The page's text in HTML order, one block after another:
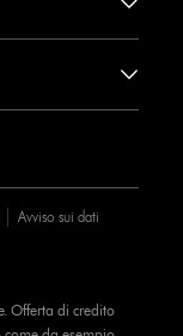
Avviso sui dati
Offerta di credito